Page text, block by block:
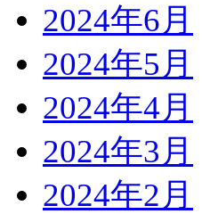
2024年6月
2024年5月
2024年4月
2024年3月
2024年2月